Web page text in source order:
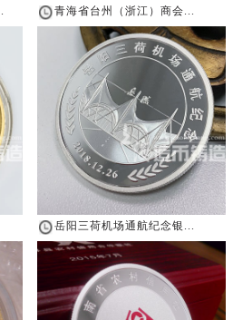
青海省台州（浙江）商会...
岳阳三荷机场通航纪念银...